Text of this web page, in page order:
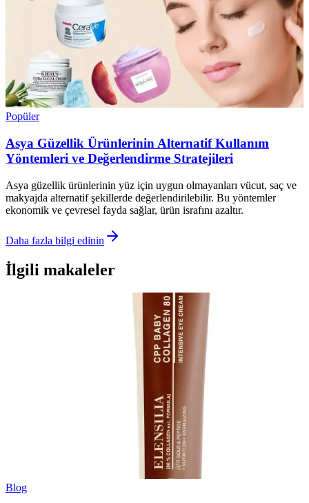
Popüler
Asya Güzellik Ürünlerinin Alternatif Kullanım
Yöntemleri ve Değerlendirme Stratejileri
Asya güzellik ürünlerinin yüz için uygun olmayanları vücut, saç ve
makyajda alternatif şekillerde değerlendirilebilir. Bu yöntemler
ekonomik ve çevresel fayda sağlar, ürün israfını azaltır.
Daha fazla bilgi edinin
İlgili makaleler
Blog